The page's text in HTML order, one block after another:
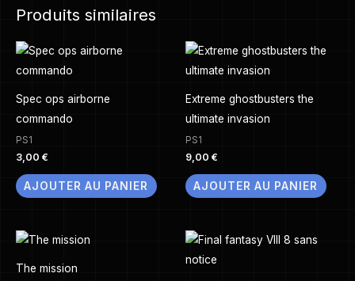
Produits similaires
Spec ops airborne
commando
PS1
3,00 €
AJOUTER AU PANIER
Extreme ghostbusters the
ultimate invasion
PS1
9,00 €
AJOUTER AU PANIER
The mission